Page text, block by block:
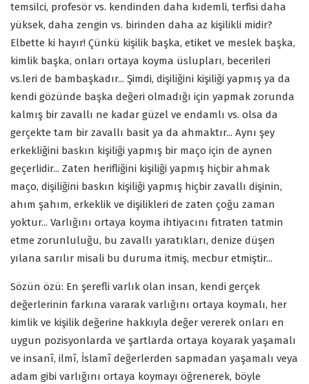
temsilci, profesör vs. kendinden daha kıdemli, terfisi daha
yüksek, daha zengin vs. birinden daha az kişilikli midir?
Elbette ki hayır! Çünkü kişilik başka, etiket ve meslek başka,
kimlik başka, onları ortaya koyma üslupları, becerileri
vs.leri de bambaşkadır... Şimdi, dişiliğini kişiliği yapmış ya da
kendi gözünde başka değeri olmadığı için yapmak zorunda
kalmış bir zavallı ne kadar güzel ve endamlı vs. olsa da
gerçekte tam bir zavallı basit ya da ahmaktır... Aynı şey
erkekliğini baskın kişiliği yapmış bir maço için de aynen
geçerlidir... Zaten herifliğini kişiliği yapmış hiçbir ahmak
maço, dişiliğini baskın kişiliği yapmış hiçbir zavallı dişinin,
ahım şahım, erkeklik ve dişilikleri de zaten çoğu zaman
yoktur... Varlığını ortaya koyma ihtiyacını fıtraten tatmin
etme zorunluluğu, bu zavallı yaratıkları, denize düşen
yılana sarılır misali bu duruma itmiş, mecbur etmiştir...
Sözün özü: En şerefli varlık olan insan, kendi gerçek
değerlerinin farkına vararak varlığını ortaya koymalı, her
kimlik ve kişilik değerine hakkıyla değer vererek onları en
uygun pozisyonlarda ve şartlarda ortaya koyarak yaşamalı
ve insanî, ilmî, İslamî değerlerden sapmadan yaşamalı veya
adam gibi varlığını ortaya koymayı öğrenerek, böyle